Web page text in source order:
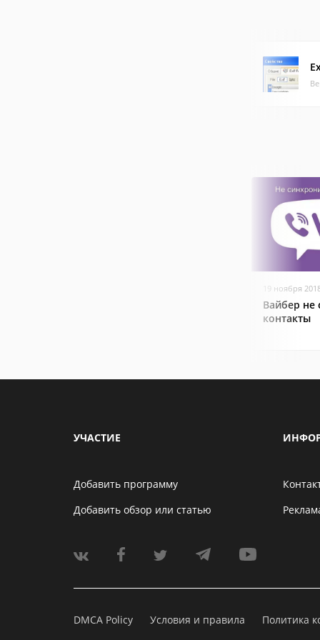
19 ноября
Вайбер не
контакты
УЧАСТИЕ
Добавить программу
Добавить обзор или статью
DMCA Policy Условия и правила Политика